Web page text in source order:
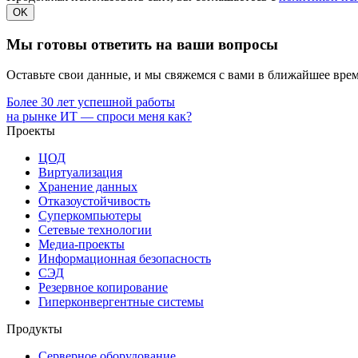
OK
Мы готовы ответить на ваши вопросы
Оставьте свои данные, и мы свяжемся с вами в ближайшее
Более 30 лет успешной работы
на рынке ИТ — спроси меня как?
Проекты
ЦОД
Виртуализация
Хранение данных
Отказоустойчивость
Суперкомпьютеры
Сетевые технологии
Медиа-проекты
Информационная безопасность
СЭД
Резервное копирование
Гиперконвергентные системы
Продукты